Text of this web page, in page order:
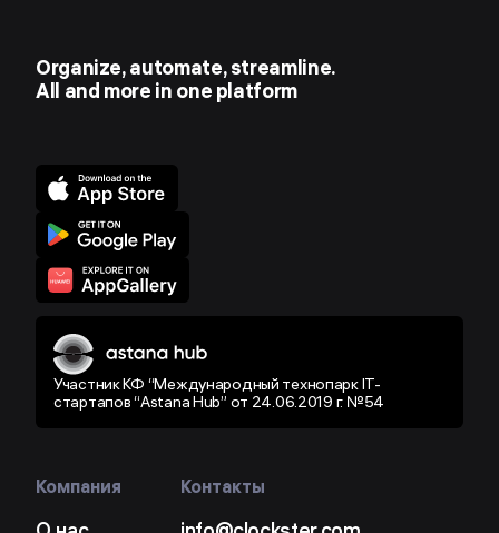
Organize, automate, streamline.
All and more in one platform
Участник КФ “Международный технопарк IT-
стартапов “Astana Hub” от 24.06.2019 г. №54
Компания Контакты